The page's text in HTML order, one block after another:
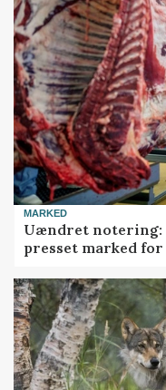
MARKED
Uændret notering:
presset marked for